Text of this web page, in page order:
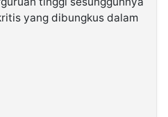
yang dibungkus dalam